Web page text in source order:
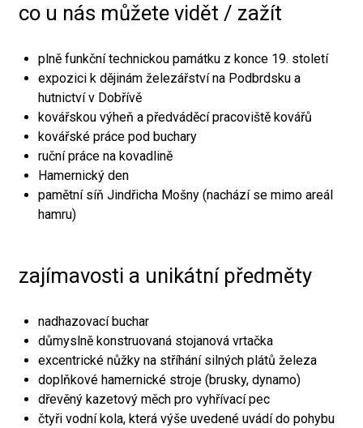
co u nás můžete vidět / zažít
plně funkční technickou památku z konce 19. století
expozici k dějinám železářství na Podbrdsku a
hutnictví v Dobřívě
kovářskou výheň a předváděcí pracoviště kovářů
kovářské práce pod buchary
ruční práce na kovadlině
Hamernický den
pamětní síň Jindřicha Mošny (nachází se mimo areál
hamru)
zajímavosti a unikátní předměty
nadhazovací buchar
důmyslně konstruovaná stojanová vrtačka
excentrické nůžky na stříhání silných plátů železa
doplňkové hamernické stroje (brusky, dynamo)
dřevěný kazetový měch pro vyhřívací pec
čtyři vodní kola, která výše uvedené uvádí do pohybu